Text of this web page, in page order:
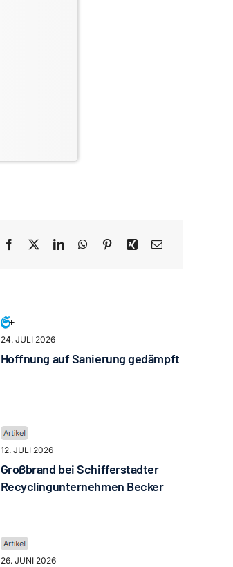
24. JULI 2026
Hoffnung auf Sanierung gedämpft
12. JULI 2026
Großbrand bei Schifferstadter
Recyclingunternehmen Becker
26. JUNI 2026